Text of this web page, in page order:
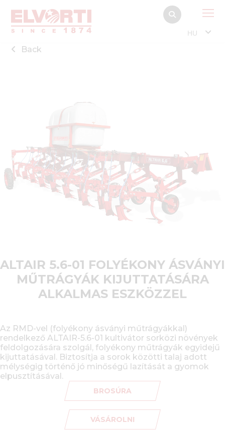
HU
Back
ALTAIR 5.6-01 FOLYÉKONY ÁSVÁNYI
MŰTRÁGYÁK KIJUTTATÁSÁRA
ALKALMAS ESZKÖZZEL
Az RMD-vel (folyékony ásványi műtrágyákkal)
rendelkező ALTAIR-5.6-01 kultivátor sorközi növények
feldolgozására szolgál, folyékony műtrágyák egyidejű
kijuttatásával. Biztosítja a sorok közötti talaj adott
mélységig történő jó minőségű lazítását a gyomok
elpusztításával.
BROSÚRA
VÁSÁROLNI